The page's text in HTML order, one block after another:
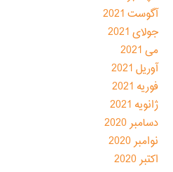
آگوست 2021
جولای 2021
می 2021
آوریل 2021
فوریه 2021
ژانویه 2021
دسامبر 2020
نوامبر 2020
اکتبر 2020